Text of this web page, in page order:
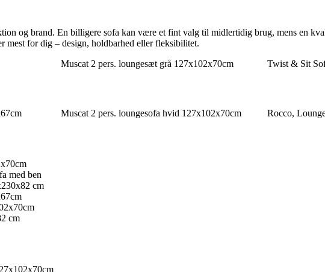
og brand. En billigere sofa kan være et fint valg til midlertidig brug, mens en
mest for dig – design, holdbarhed eller fleksibilitet.
Muscat 2 pers. loungesæt grå 127x102x70cm Twist & Sit
Muscat 2 pers. loungesofa hvid 127x102x70cm Rocco,
med ben
cm
cm